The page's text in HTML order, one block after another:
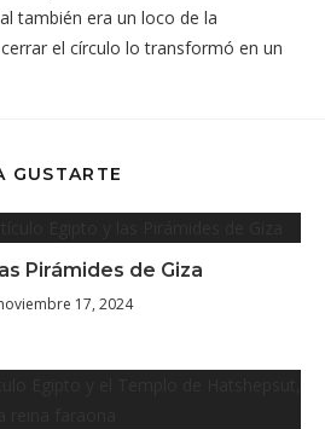
también era un loco de la
el círculo lo transformó en un
GUSTARTE
Pirámides de Giza
17, 2024